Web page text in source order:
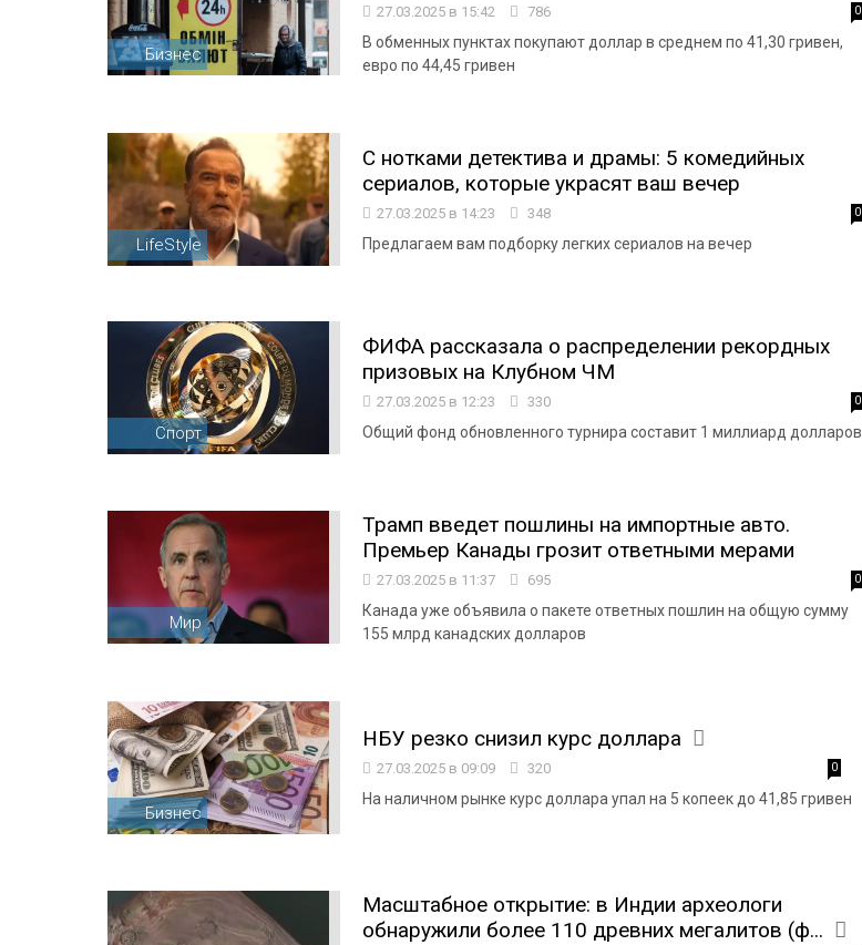
Бизнес
27.03.2025 в 15:42 786 0
В обменных пунктах покупают доллар в среднем по 41,30 гривен,
евро по 44,45 гривен
LifeStyle
С нотками детектива и драмы: 5 комедийных
сериалов, которые украсят ваш вечер
27.03.2025 в 14:23 348 0
Предлагаем вам подборку легких сериалов на вечер
Спорт
ФИФА рассказала о распределении рекордных
призовых на Клубном ЧМ
27.03.2025 в 12:23 330 0
Общий фонд обновленного турнира составит 1 миллиард долларов
Мир
Трамп введет пошлины на импортные авто.
Премьер Канады грозит ответными мерами
27.03.2025 в 11:37 695 0
Канада уже объявила о пакете ответных пошлин на общую сумму
155 млрд канадских долларов
Бизнес
НБУ резко снизил курс доллара
27.03.2025 в 09:09 320 0
На наличном рынке курс доллара упал на 5 копеек до 41,85 гривен
Масштабное открытие: в Индии археологи
обнаружили более 110 древних мегалитов (ф...